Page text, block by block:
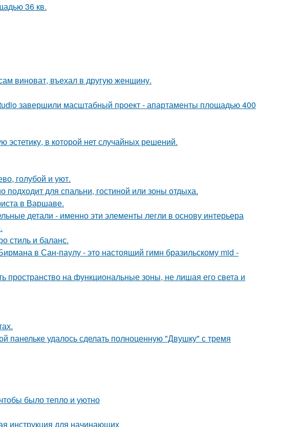
36 кв.
виноват, въехал в другую женщину.
завершили масштабный проект - апартаменты площадью 400
эстетику, в которой нет случайных решений.
голубой и уют.
для спальни, гостиной или зоны отдыха.
в Варшаве.
детали - именно эти элементы легли в основу интерьера
стиль и баланс.
в Сан-паулу - это настоящий гимн бразильскому mid -
пространство на функциональные зоны, не лишая его света и
панельке удалось сделать полноценную "Двушку" с тремя
было тепло и уютно
инструкция для начинающих